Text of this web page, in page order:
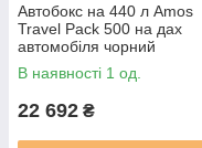
Автобокс на 440 л Amos
Travel Pack 500 на дах
автомобіля чорний
В наявності 1 од.
22 692 ₴